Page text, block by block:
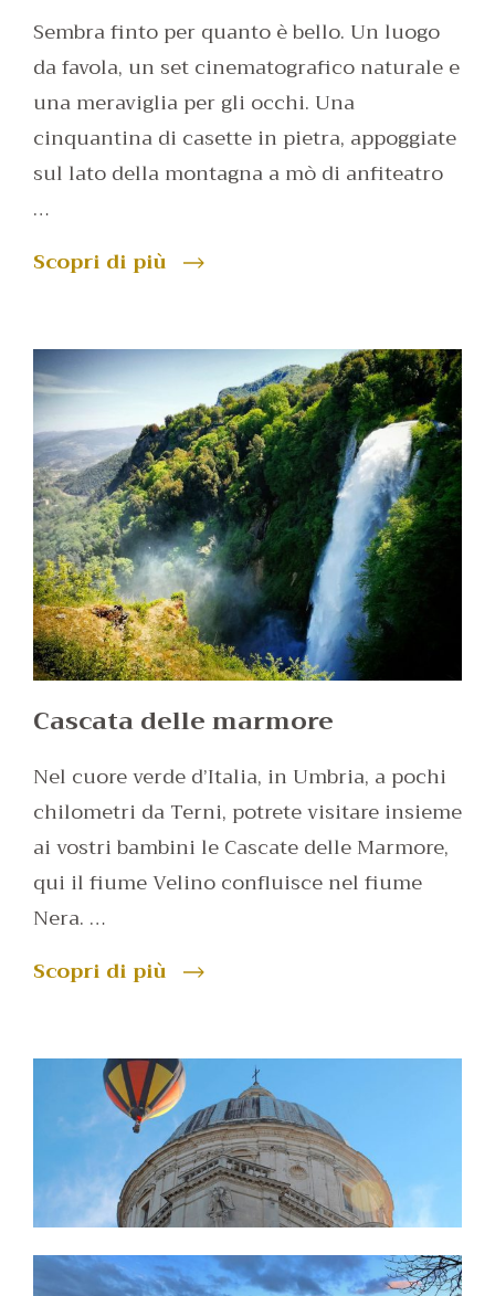
Sembra finto per quanto è bello. Un luogo
da favola, un set cinematografico naturale e
una meraviglia per gli occhi. Una
cinquantina di casette in pietra, appoggiate
sul lato della montagna a mò di anfiteatro
…
Scopri di più
Cascata delle marmore
Nel cuore verde d’Italia, in Umbria, a pochi
chilometri da Terni, potrete visitare insieme
ai vostri bambini le Cascate delle Marmore,
qui il fiume Velino confluisce nel fiume
Nera. …
Scopri di più